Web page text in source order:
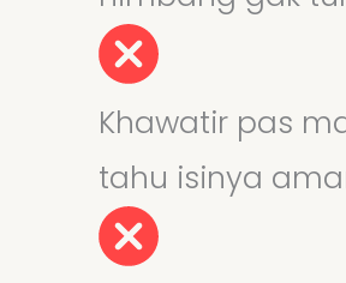
Khawatir pas
tahu isinya